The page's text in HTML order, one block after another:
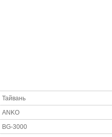
Тайвань
ANKO
BG-3000